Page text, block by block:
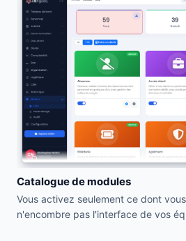
Catalogue de modules
Vous activez seulement ce dont
n'encombre pas l'interface de vos